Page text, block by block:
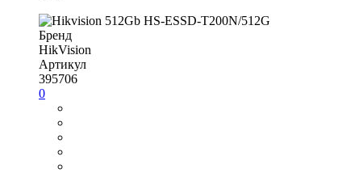
Бренд
HikVision
Артикул
395706
0